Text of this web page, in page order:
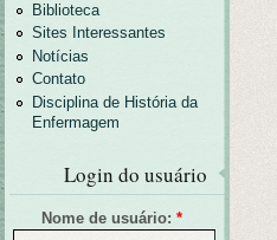
Biblioteca
Sites Interessantes
Notícias
Contato
Disciplina de História da
Enfermagem
Login do usuário
Nome de usuário: *